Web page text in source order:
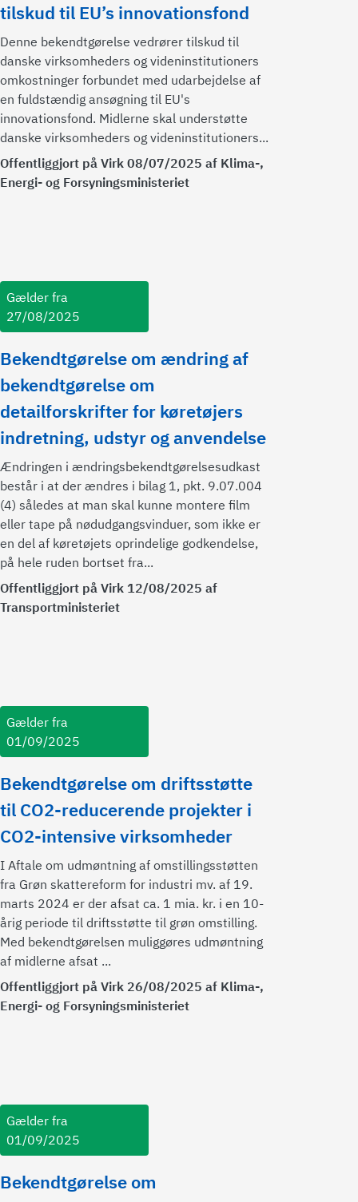
tilskud til EU’s innovationsfond
Denne bekendtgørelse vedrører tilskud til
danske virksomheders og videninstitutioners
omkostninger forbundet med udarbejdelse af
en fuldstændig ansøgning til EU's
innovationsfond. Midlerne skal understøtte
danske virksomheders og videninstitutioners...
Offentliggjort på Virk 08/07/2025 af Klima-,
Energi- og Forsyningsministeriet
Gælder fra
27/08/2025
Bekendtgørelse om ændring af
bekendtgørelse om
detailforskrifter for køretøjers
indretning, udstyr og anvendelse
Ændringen i ændringsbekendtgørelsesudkast
består i at der ændres i bilag 1, pkt. 9.07.004
(4) således at man skal kunne montere film
eller tape på nødudgangsvinduer, som ikke er
en del af køretøjets oprindelige godkendelse,
på hele ruden bortset fra...
Offentliggjort på Virk 12/08/2025 af
Transportministeriet
Gælder fra
01/09/2025
Bekendtgørelse om driftsstøtte
til CO2-reducerende projekter i
CO2-intensive virksomheder
I Aftale om udmøntning af omstillingsstøtten
fra Grøn skattereform for industri mv. af 19.
marts 2024 er der afsat ca. 1 mia. kr. i en 10-
årig periode til driftsstøtte til grøn omstilling.
Med bekendtgørelsen muliggøres udmøntning
af midlerne afsat ...
Offentliggjort på Virk 26/08/2025 af Klima-,
Energi- og Forsyningsministeriet
Gælder fra
01/09/2025
Bekendtgørelse om